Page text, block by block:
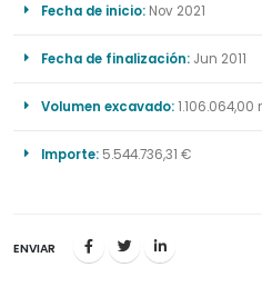
Fecha de inicio: Nov 2021
Fecha de finalización: Jun 2011
Volumen excavado:1.106.064,00
Importe: 5.544.736,31 €
ENVIAR